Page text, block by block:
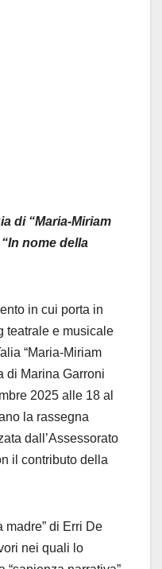
di “Maria-Miriam
nome della
in cui porta in
teatrale e musicale
“Maria-Miriam
di Marina Garroni
2025 alle 18 al
la rassegna
dall’Assessorato
il contributo della
madre” di Erri De
nei quali lo